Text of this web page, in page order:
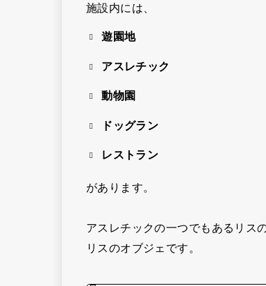
施設内には、
遊園地
アスレチック
動物園
ドッグラン
レストラン
があります。
アスレチックの一つでもあるリス
リスのオブジェです。